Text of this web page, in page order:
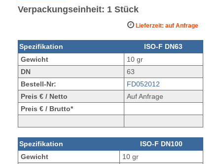
Verpackungseinheit: 1 Stück
Lieferzeit: auf Anfrage
Spezifikation
ISO-F DN63
Gewicht
10 gr
DN
63
Bestell-Nr:
FD052012
Preis € / Netto
Auf Anfrage
Preis € / Brutto*
Spezifikation
ISO-F DN100
Gewicht
10 gr